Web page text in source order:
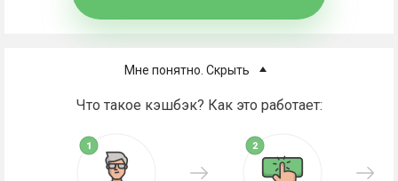
Мне понятно. Скрыть
Что такое кэшбэк? Как это работает: